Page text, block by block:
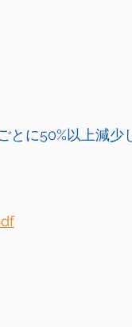
とに50%以上減少